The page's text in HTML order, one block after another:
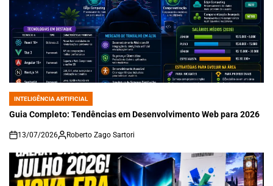
POSTED
IN
INTELIGÊNCIA ARTIFICIAL
Guia Completo: Tendências em Desenvolvimento Web para 2026
on
13/07/2026 Roberto Zago Sartori